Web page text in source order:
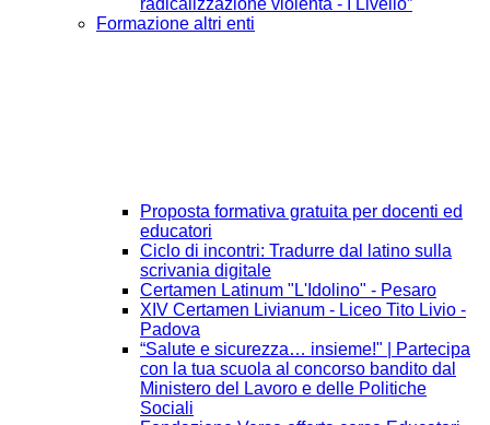
radicalizzazione violenta - I Livello”
Formazione altri enti
Proposta formativa gratuita per docenti ed
educatori
Ciclo di incontri: Tradurre dal latino sulla
scrivania digitale
Certamen Latinum "L'Idolino" - Pesaro
XIV Certamen Livianum - Liceo Tito Livio -
Padova
“Salute e sicurezza… insieme!" | Partecipa
con la tua scuola al concorso bandito dal
Ministero del Lavoro e delle Politiche
Sociali